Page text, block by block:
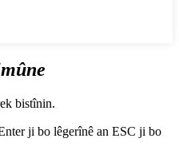
bistînin.
ji bo lêgerînê an ESC ji bo